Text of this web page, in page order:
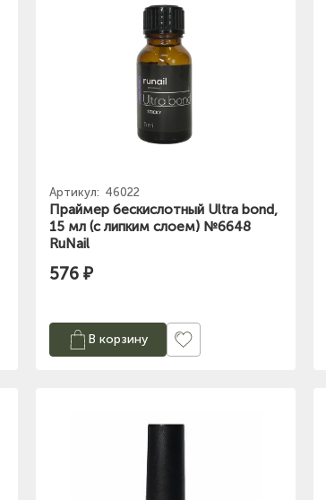
Артикул: 46022
Праймер бескислотный Ultra bond,
15 мл (с липким слоем) №6648
RuNail
576 ₽
В корзину